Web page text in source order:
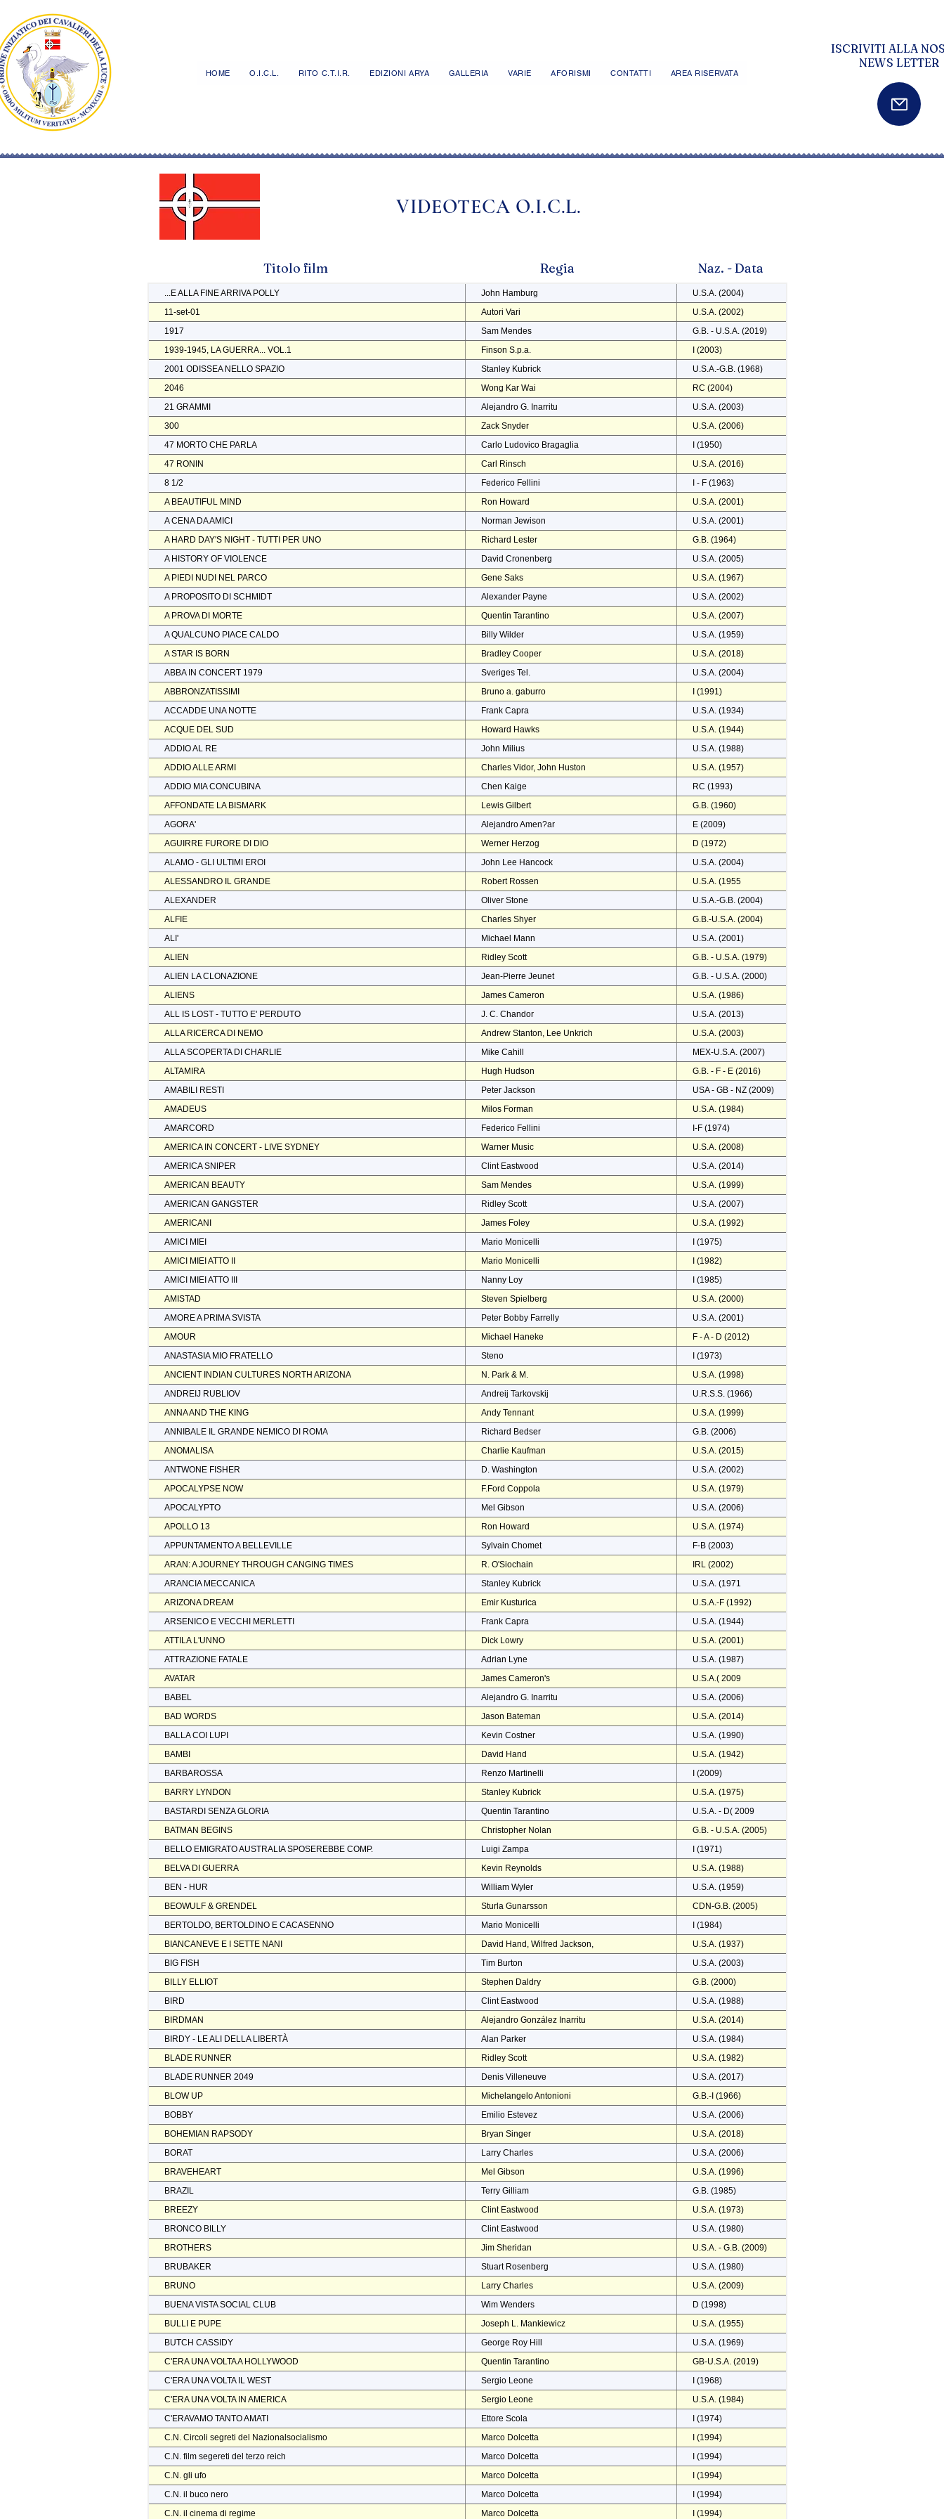
HOME O.I.C.L. RITO C.T.I.R. EDIZIONI ARYA GALLERIA VARIE AFORISMI CONTATTI AREA RISERVATA
ISCRIVITI ALLA
NEWS LETTER
VIDEOTECA O.I.C.L.
Titolo film Regia Naz. - Data
...E ALLA FINE ARRIVA POLLY John Hamburg
U.S.A. (2004)
11-set-01
Autori Vari
U.S.A. (2002)
1917
Sam Mendes
G.B. - U.S.A. (2019)
1939-1945, LA GUERRA... VOL.1
Finson S.p.a.
I (2003)
2001 ODISSEA NELLO SPAZIO
Stanley Kubrick
U.S.A.-G.B. (1968)
2046
Wong Kar Wai
RC (2004)
21 GRAMMI
Alejandro G. Inarritu
U.S.A. (2003)
300
Zack Snyder
U.S.A. (2006)
47 MORTO CHE PARLA
Carlo Ludovico Bragaglia
I (1950)
47 RONIN
Carl Rinsch
U.S.A. (2016)
8 1/2
Federico Fellini
I - F (1963)
A BEAUTIFUL MIND
Ron Howard
U.S.A. (2001)
A CENA DA AMICI
Norman Jewison
U.S.A. (2001)
A HARD DAY'S NIGHT - TUTTI PER UNO
Richard Lester
G.B. (1964)
A HISTORY OF VIOLENCE
David Cronenberg
U.S.A. (2005)
A PIEDI NUDI NEL PARCO
Gene Saks
U.S.A. (1967)
A PROPOSITO DI SCHMIDT
Alexander Payne
U.S.A. (2002)
A PROVA DI MORTE
Quentin Tarantino
U.S.A. (2007)
A QUALCUNO PIACE CALDO
Billy Wilder
U.S.A. (1959)
A STAR IS BORN
Bradley Cooper
U.S.A. (2018)
ABBA IN CONCERT 1979
Sveriges Tel.
U.S.A. (2004)
ABBRONZATISSIMI
Bruno a. gaburro
I (1991)
ACCADDE UNA NOTTE
Frank Capra
U.S.A. (1934)
ACQUE DEL SUD
Howard Hawks
U.S.A. (1944)
ADDIO AL RE
John Milius
U.S.A. (1988)
ADDIO ALLE ARMI
Charles Vidor, John Huston
U.S.A. (1957)
ADDIO MIA CONCUBINA
Chen Kaige
RC (1993)
AFFONDATE LA BISMARK
Lewis Gilbert
G.B. (1960)
AGORA'
Alejandro Amen?ar
E (2009)
AGUIRRE FURORE DI DIO
Werner Herzog
D (1972)
ALAMO - GLI ULTIMI EROI
John Lee Hancock
U.S.A. (2004)
ALESSANDRO IL GRANDE
Robert Rossen
U.S.A. (1955
ALEXANDER
Oliver Stone
U.S.A.-G.B. (2004)
ALFIE
Charles Shyer
G.B.-U.S.A. (2004)
ALI'
Michael Mann
U.S.A. (2001)
ALIEN
Ridley Scott
G.B. - U.S.A. (1979)
ALIEN LA CLONAZIONE
Jean-Pierre Jeunet
G.B. - U.S.A. (2000)
ALIENS
James Cameron
U.S.A. (1986)
ALL IS LOST - TUTTO E' PERDUTO
J. C. Chandor
U.S.A. (2013)
ALLA RICERCA DI NEMO
Andrew Stanton, Lee Unkrich
U.S.A. (2003)
ALLA SCOPERTA DI CHARLIE
Mike Cahill
MEX-U.S.A. (2007)
ALTAMIRA
Hugh Hudson
G.B. - F - E (2016)
AMABILI RESTI
Peter Jackson
USA - GB - NZ (2009)
AMADEUS
Milos Forman
U.S.A. (1984)
AMARCORD
Federico Fellini
I-F (1974)
AMERICA IN CONCERT - LIVE SYDNEY
Warner Music
U.S.A. (2008)
AMERICA SNIPER
Clint Eastwood
U.S.A. (2014)
AMERICAN BEAUTY
Sam Mendes
U.S.A. (1999)
AMERICAN GANGSTER
Ridley Scott
U.S.A. (2007)
AMERICANI
James Foley
U.S.A. (1992)
AMICI MIEI
Mario Monicelli
I (1975)
AMICI MIEI ATTO II
Mario Monicelli
I (1982)
AMICI MIEI ATTO III
Nanny Loy
I (1985)
AMISTAD
Steven Spielberg
U.S.A. (2000)
AMORE A PRIMA SVISTA
Peter Bobby Farrelly
U.S.A. (2001)
AMOUR
Michael Haneke
F - A - D (2012)
ANASTASIA MIO FRATELLO
Steno
I (1973)
ANCIENT INDIAN CULTURES NORTH ARIZONA
N. Park & M.
U.S.A. (1998)
ANDREIJ RUBLIOV
Andreij Tarkovskij
U.R.S.S. (1966)
ANNA AND THE KING
Andy Tennant
U.S.A. (1999)
ANNIBALE IL GRANDE NEMICO DI ROMA
Richard Bedser
G.B. (2006)
ANOMALISA
Charlie Kaufman
U.S.A. (2015)
ANTWONE FISHER
D. Washington
U.S.A. (2002)
APOCALYPSE NOW
F.Ford Coppola
U.S.A. (1979)
APOCALYPTO
Mel Gibson
U.S.A. (2006)
APOLLO 13
Ron Howard
U.S.A. (1974)
APPUNTAMENTO A BELLEVILLE
Sylvain Chomet
F-B (2003)
ARAN: A JOURNEY THROUGH CANGING TIMES
R. O'Siochain
IRL (2002)
ARANCIA MECCANICA
Stanley Kubrick
U.S.A. (1971
ARIZONA DREAM
Emir Kusturica
U.S.A.-F (1992)
ARSENICO E VECCHI MERLETTI
Frank Capra
U.S.A. (1944)
ATTILA L'UNNO
Dick Lowry
U.S.A. (2001)
ATTRAZIONE FATALE
Adrian Lyne
U.S.A. (1987)
AVATAR
James Cameron's
U.S.A.( 2009
BABEL
Alejandro G. Inarritu
U.S.A. (2006)
BAD WORDS
Jason Bateman
U.S.A. (2014)
BALLA COI LUPI
Kevin Costner
U.S.A. (1990)
BAMBI
David Hand
U.S.A. (1942)
BARBAROSSA
Renzo Martinelli
I (2009)
BARRY LYNDON
Stanley Kubrick
U.S.A. (1975)
BASTARDI SENZA GLORIA
Quentin Tarantino
U.S.A. - D( 2009
BATMAN BEGINS
Christopher Nolan
G.B. - U.S.A. (2005)
BELLO EMIGRATO AUSTRALIA SPOSEREBBE COMP.
Luigi Zampa
I (1971)
BELVA DI GUERRA
Kevin Reynolds
U.S.A. (1988)
BEN - HUR
William Wyler
U.S.A. (1959)
BEOWULF & GRENDEL
Sturla Gunarsson
CDN-G.B. (2005)
BERTOLDO, BERTOLDINO E CACASENNO
Mario Monicelli
I (1984)
BIANCANEVE E I SETTE NANI
David Hand, Wilfred Jackson,
U.S.A. (1937)
BIG FISH
Tim Burton
U.S.A. (2003)
BILLY ELLIOT
Stephen Daldry
G.B. (2000)
BIRD
Clint Eastwood
U.S.A. (1988)
BIRDMAN
Alejandro González Inarritu
U.S.A. (2014)
BIRDY - LE ALI DELLA LIBERTÀ
Alan Parker
U.S.A. (1984)
BLADE RUNNER
Ridley Scott
U.S.A. (1982)
BLADE RUNNER 2049
Denis Villeneuve
U.S.A. (2017)
BLOW UP
Michelangelo Antonioni
G.B.-I (1966)
BOBBY
Emilio Estevez
U.S.A. (2006)
BOHEMIAN RAPSODY
Bryan Singer
U.S.A. (2018)
BORAT
Larry Charles
U.S.A. (2006)
BRAVEHEART
Mel Gibson
U.S.A. (1996)
BRAZIL
Terry Gilliam
G.B. (1985)
BREEZY
Clint Eastwood
U.S.A. (1973)
BRONCO BILLY
Clint Eastwood
U.S.A. (1980)
BROTHERS
Jim Sheridan
U.S.A. - G.B. (2009)
BRUBAKER
Stuart Rosenberg
U.S.A. (1980)
BRUNO
Larry Charles
U.S.A. (2009)
BUENA VISTA SOCIAL CLUB
Wim Wenders
D (1998)
BULLI E PUPE
Joseph L. Mankiewicz
U.S.A. (1955)
BUTCH CASSIDY
George Roy Hill
U.S.A. (1969)
C'ERA UNA VOLTA A HOLLYWOOD
Quentin Tarantino
GB-U.S.A. (2019)
C'ERA UNA VOLTA IL WEST
Sergio Leone
I (1968)
C'ERA UNA VOLTA IN AMERICA
Sergio Leone
U.S.A. (1984)
C'ERAVAMO TANTO AMATI
Ettore Scola
I (1974)
C.N. Circoli segreti del Nazionalsocialismo
Marco Dolcetta
I (1994)
C.N. film segereti del terzo reich
Marco Dolcetta
I (1994)
C.N. gli ufo
Marco Dolcetta
I (1994)
C.N. il buco nero
Marco Dolcetta
I (1994)
C.N. il cinema di regime
Marco Dolcetta I (1994)